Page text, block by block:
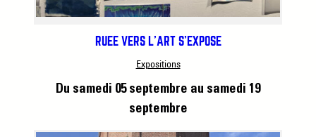
RUÉE VERS L’ART S’EXPOSE
Expositions
Du samedi 05 septembre au samedi 19
septembre